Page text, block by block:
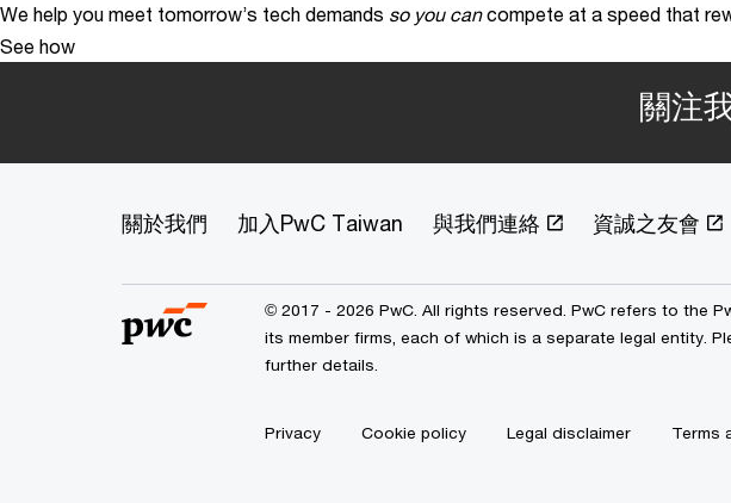
We help you meet tomorrow’s tech demands so you can compete at a speed that
See how
關注
關於我們 加入PwC Taiwan 與我們連絡 資誠之友會
© 2017 - 2026 PwC. All rights reserved. PwC refers to the
its member firms, each of which is a separate legal entity.
further details.
Privacy Cookie policy Legal disclaimer Terms